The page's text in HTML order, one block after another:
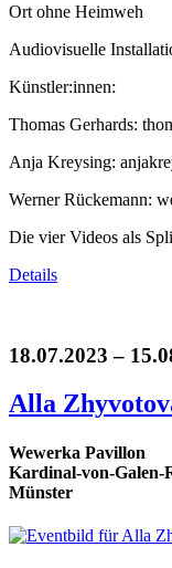
Ort ohne Heimweh
Audiovisuelle
Künstler:innen:
Thomas Gerhards:
Anja Kreysing:
Werner Rückemann:
Die vier Videos als
Details
18.07.2023 –
Alla
Wewerka Pavillon
Kardinal-von-Galen-
Münster